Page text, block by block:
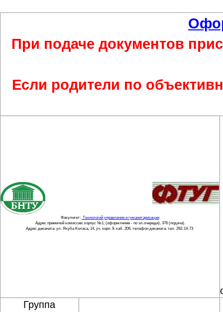
При подаче документов
Если родители по
Факультет: Технологий управления и гуманитаризации
Адрес приемной комиссии: корпус №1, (оформление - по эл.очереди), 376 (подача).
Адрес деканата: ул. Якуба Коласа, 14, уч. корп. 9, каб. 206, телефон деканата: тел. 292-14-73
Группа